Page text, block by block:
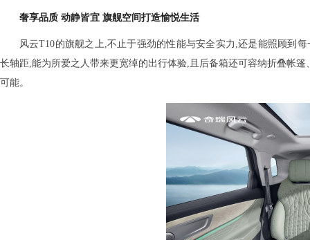
奢享品质 动静皆宜 旗舰空间打造愉悦生活
风云T10的旗舰之上,不止于强劲的性能与安全实力,还是能照顾到
长轴距,能为所爱之人带来更宽绰的出行体验,且后备箱还可容纳折叠帐
可能。